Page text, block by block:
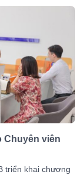
Chuyên viên
triển khai chương